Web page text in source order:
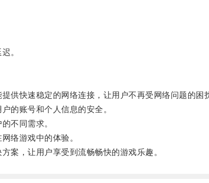
。
快速稳定的网络连接，让用户不再受网络问题的困
的账号和个人信息的安全。
不同需求。
络游戏中的体验。
，让用户享受到流畅畅快的游戏乐趣。